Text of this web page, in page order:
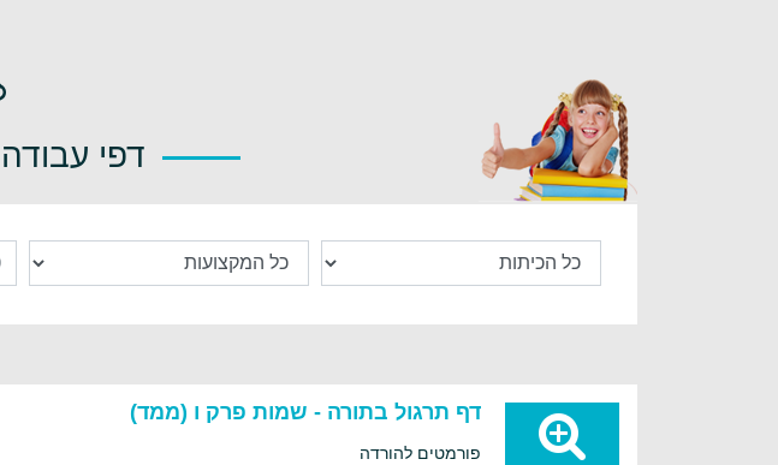
דפי
דף תרגול בתורה - שמות פרק ו (ממד)
פורמטים להורדה